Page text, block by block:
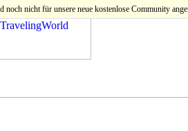
noch nicht für unsere neue kostenlose Community